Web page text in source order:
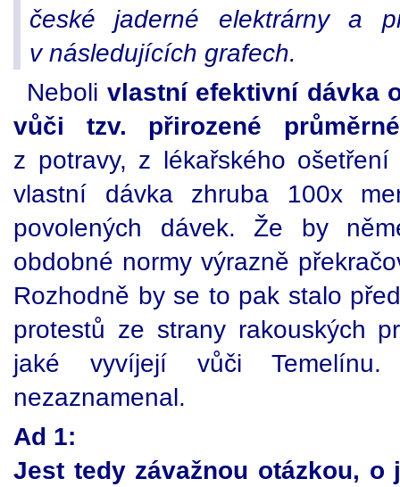
české jaderné elektrárny a
v následujících grafech.
Neboli vlastní efektivní dávka
vůči tzv. přirozené
z potravy, z lékařského
vlastní dávka zhruba 100x
povolených dávek. Že by
obdobné normy výrazně
Rozhodně by se to pak stalo
protestů ze strany rakouských
jaké vyvíjejí vůči
nezaznamenal.
Ad 1:
Jest tedy závažnou otázkou, o